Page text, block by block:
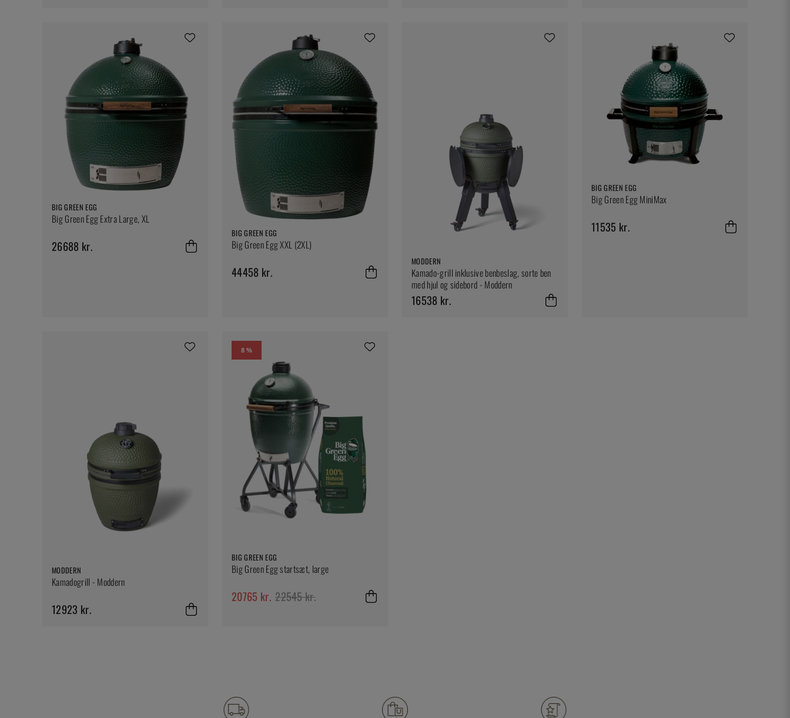
BIG GREEN EGG
Big Green Egg Extra Large, XL
26688 kr.
BIG GREEN EGG
Big Green Egg XXL (2XL)
44458 kr.
MODDERN
Kamado-grill inklusive benbeslag, sorte ben
med hjul og sidebord - Moddern
16538 kr.
BIG GREEN EGG
Big Green Egg MiniMax
11535 kr.
MODDERN
Kamadogrill - Moddern
12923 kr.
8 %
BIG GREEN EGG
Big Green Egg startsæt, large
20765 kr. 22545 kr.